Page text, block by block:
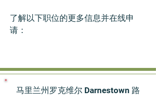
了解以下职位的更多信息并在线申
请：
马里兰州罗克维尔 Darnestown 路